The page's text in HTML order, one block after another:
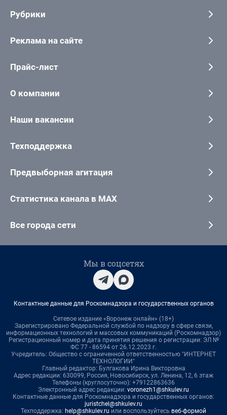
Рубрики
Реклама на сайте
Прайс-лист
О компании
Наши вакансии
Техподдержка
Предвыборная агитация
Статистика канала в MAX
Все города сети
Мы в соцсетях
Контактные данные для Роскомнадзора и государственных органов
Сетевое издание «Воронеж онлайн» (18+)
Зарегистрировано Федеральной службой по надзору в сфере связи,
информационных технологий и массовых коммуникаций (Роскомнадзор)
Регистрационный номер и дата принятия решения о регистрации: ЭЛ №
ФС 77 - 86594 от 26.12.2023 г.
Учредитель: Общество с ограниченной ответственностью "ИНТЕРНЕТ
ТЕХНОЛОГИИ"
Главный редактор: Булгакова Ирина Викторовна
Адрес редакции: 630099, Россия, Новосибирск, ул. Ленина, 12, 6 этаж
Телефоны (круглосуточно): +79122863636
Электронный адрес редакции: voronezh1@shkulev.ru
Контактные данные для Роскомнадзора и государственных органов:
juristchel@shkulev.ru
Техподдержка: help@shkulev.ru или воспользуйтесь веб-формой